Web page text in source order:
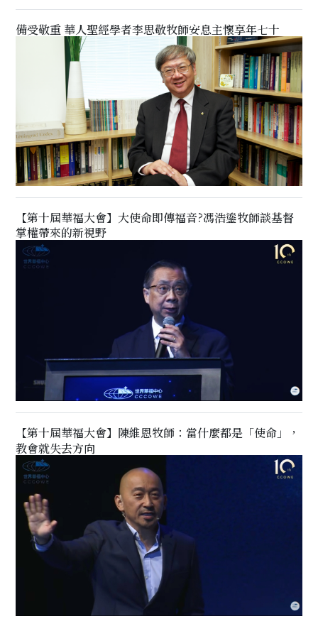
備受敬重 華人聖經學者李思敬牧師安息主懷享年七十
【第十屆華福大會】大使命即傳福音?馮浩鎏牧師談基督
掌權帶來的新視野
【第十屆華福大會】陳維恩牧師：當什麼都是「使命」，
教會就失去方向